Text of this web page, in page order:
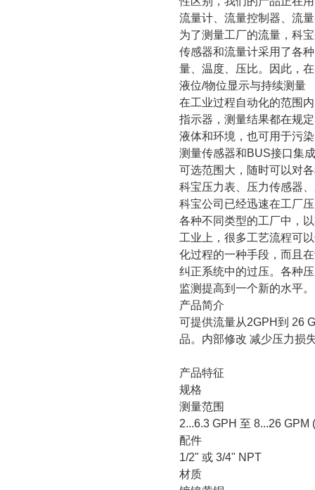
流量计、流量控制器、流
为了测量工厂的流量，科
传感器和流量计采用了各
量、温度、压比。因此，
液位/物位显示与持续测量
在工业过程自动化的范围
指示器，测量结果都在规
液体和环境，也可用于污
测量传感器和BUS接口集
可选范围大，随时可以对
科宝压力表、压力传感器
科宝公司已经迅速在工厂
各种不同类型的工厂中，
工业上，很多工艺流程可
化过程的一种手段，而且
纠正系统中的过压。各种
监测提高到一个新的水平。
产品简介
可提供流量从2GPH到 26
品。内部修改 减少压力损
产品特征
规格
测量范围
2...6.3 GPH 至 8...26 GPM (
配件
1/2" 或 3/4" NPT
材质